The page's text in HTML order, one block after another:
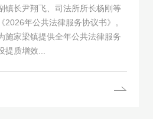
镇长尹翔飞、司法所所长杨刚等
年公共法律服务协议书》。
施家梁镇提供全年公共法律服务
提质增效...